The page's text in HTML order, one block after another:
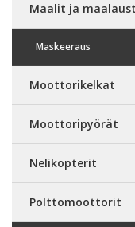
Maalit ja
Maskeeraus
Moottorikelkat
Moottoripyörät
Nelikopterit
Polttomoottorit